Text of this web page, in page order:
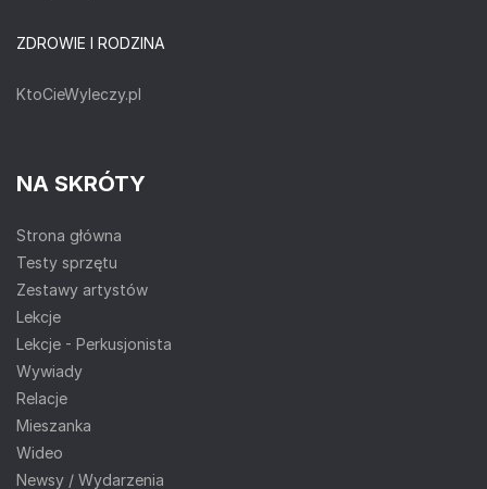
ZDROWIE I RODZINA
KtoCieWyleczy.pl
NA SKRÓTY
Strona główna
Testy sprzętu
Zestawy artystów
Lekcje
Lekcje - Perkusjonista
Wywiady
Relacje
Mieszanka
Wideo
Newsy / Wydarzenia